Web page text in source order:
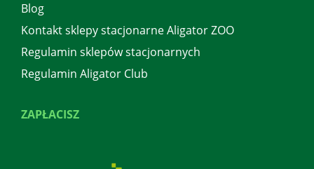
Blog
Kontakt sklepy stacjonarne Aligator ZOO
Regulamin sklepów stacjonarnych
Regulamin Aligator Club
ZAPŁACISZ